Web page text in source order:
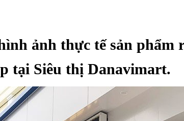
ảnh thực tế sản phẩm
tại Siêu thị Danavimart.